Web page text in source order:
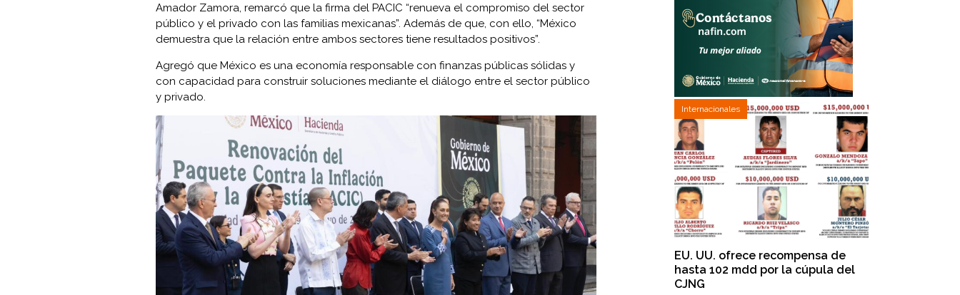
Amador Zamora, remarcó que la firma del PACIC “renueva el compromiso del sector
público y el privado con las familias mexicanas”. Además de que, con ello, “México
demuestra que la relación entre ambos sectores tiene resultados positivos”.
Agregó que México es una economía responsable con finanzas públicas sólidas y
con capacidad para construir soluciones mediante el diálogo entre el sector público
y privado.
Internacionales
EU. UU. ofrece recompensa de
hasta 102 mdd por la cúpula del
CJNG